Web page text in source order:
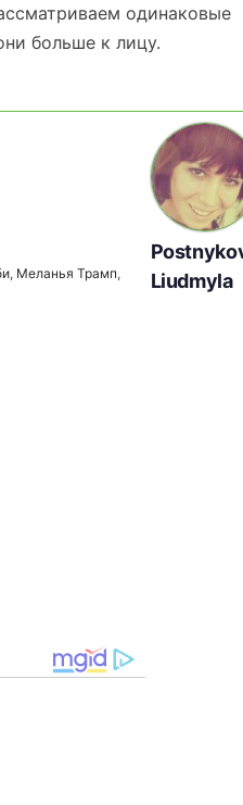
одинаковые
больше к лицу.
, Меланья Трамп,
Liudmyla